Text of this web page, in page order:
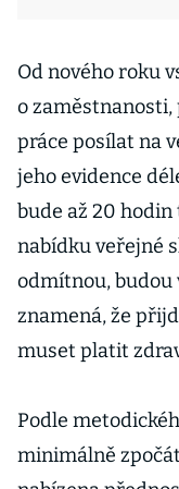
Od nového roku
o
práce posílat na
jeho evidence
bude až 20
nabídku veřejné
odmítnou, budou
znamená, že
muset platit
Podle
minimálně